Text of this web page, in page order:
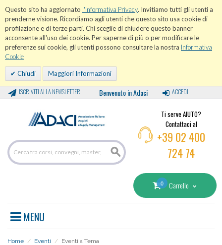
Questo sito ha aggiornato l'informativa Privacy. Invitiamo tutti gli utenti a
prenderne visione. Ricordiamo agli utenti che questo sito usa cookie di
profilazione e di terze parti. Chi sceglie di chiudere questo banner
acconsente all'uso dei cookie. Per saperne di più o per modificare le
preferenze sui cookie, gli utenti possono consultare la nostra Informativa
Cookie
Chiudi Maggiori Informazioni
ISCRIVITI ALLA NEWSLETTER Benvenuto in Adaci ACCEDI
Ti serve AIUTO?
Contattaci al
+39 02 400
724 74
0 Carrello
MENU
Home / Eventi / Eventi a Tema